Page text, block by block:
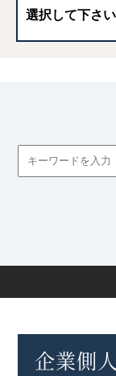
支給日在籍要件
企業側